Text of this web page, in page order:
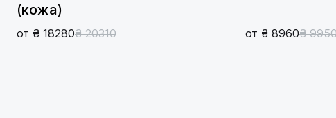
(кожа)
от ₴ 18280₴ 20310 от ₴ 8960₴